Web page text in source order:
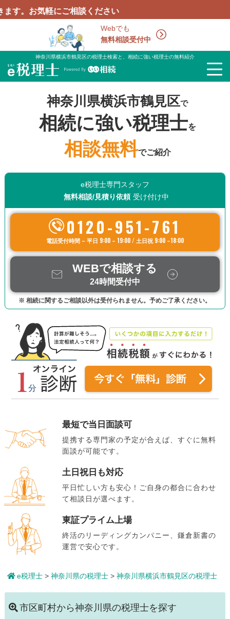
Webでも
無料相談受付中
ご相談ください
神奈川県横浜市鶴見区の税理士検索と、相続に強い税理士の無料紹介
神奈川県横浜市鶴見区で
相続に強い税理士を
相談無料でご紹介
e税理士専門スタッフ
無料相談/見積り依頼 受け付け中
0120-951-761
電話受付時間 – 平日 9:00 – 19:00 / 土日祝 9:00 –18:00
WEBで相談する
24時間受付中
※ 相続に関するご相談以外は受付られません。予めご了承ください。
最短で当日面談可
提携する専門家の予定が合えば、すぐに無料
面談が可能です。
土日祝日も対応
平日忙しい方も安心！ご自身の都合に合わせ
て相談日が選べます。
東証プライム上場
終活のリーディングカンパニー、鎌倉新書の
運営で安心です。
e税理士> 神奈川県の税理士> 神奈川県横浜市鶴見区の税理士
市区町村から神奈川県の税理士を探す